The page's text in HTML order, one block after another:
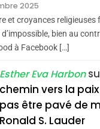
Rapport D’ADL
Contre
L’antisémitisme
FIÈRE, DIGNE ET
POURQUOI JE
REVENDIQUE
JUDAÏTE Par
CE QUI NOUS
2025
et croyances religieuses
bien au
à Facebook […]
Esther Eva Harbon
chemin vers la
pas être pavé de
Ronald S. Lauder